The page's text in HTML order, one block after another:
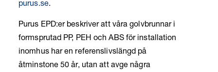
purus.se.
Purus EPD:er beskriver att våra golvbrunnar i
formsprutad PP, PEH och ABS för installation
inomhus har en referenslivslängd på
åtminstone 50 år, utan att avge några